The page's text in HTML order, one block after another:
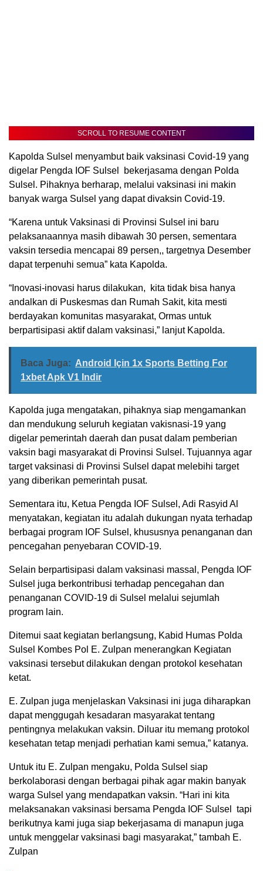
SCROLL TO RESUME CONTENT
Kapolda Sulsel menyambut baik vaksinasi Covid-19 yang
digelar Pengda IOF Sulsel bekerjasama dengan Polda
Sulsel. Pihaknya berharap, melalui vaksinasi ini makin
banyak warga Sulsel yang dapat divaksin Covid-19.
“Karena untuk Vaksinasi di Provinsi Sulsel ini baru
pelaksanaannya masih dibawah 30 persen, sementara
vaksin tersedia mencapai 89 persen,, targetnya Desember
dapat terpenuhi semua” kata Kapolda.
“Inovasi-inovasi harus dilakukan, kita tidak bisa hanya
andalkan di Puskesmas dan Rumah Sakit, kita mesti
berdayakan komunitas masyarakat, Ormas untuk
berpartisipasi aktif dalam vaksinasi,” lanjut Kapolda.
Baca Juga: Android Için 1x Sports Betting For
1xbet Apk V1 Indir
Kapolda juga mengatakan, pihaknya siap mengamankan
dan mendukung seluruh kegiatan vakisnasi-19 yang
digelar pemerintah daerah dan pusat dalam pemberian
vaksin bagi masyarakat di Provinsi Sulsel. Tujuannya agar
target vaksinasi di Provinsi Sulsel dapat melebihi target
yang diberikan pemerintah pusat.
Sementara itu, Ketua Pengda IOF Sulsel, Adi Rasyid Al
menyatakan, kegiatan itu adalah dukungan nyata terhadap
berbagai program IOF Sulsel, khususnya penanganan dan
pencegahan penyebaran COVID-19.
Selain berpartisipasi dalam vaksinasi massal, Pengda IOF
Sulsel juga berkontribusi terhadap pencegahan dan
penanganan COVID-19 di Sulsel melalui sejumlah
program lain.
Ditemui saat kegiatan berlangsung, Kabid Humas Polda
Sulsel Kombes Pol E. Zulpan menerangkan Kegiatan
vaksinasi tersebut dilakukan dengan protokol kesehatan
ketat.
E. Zulpan juga menjelaskan Vaksinasi ini juga diharapkan
dapat menggugah kesadaran masyarakat tentang
pentingnya melakukan vaksin. Diluar itu memang protokol
kesehatan tetap menjadi perhatian kami semua,” katanya.
Untuk itu E. Zulpan mengaku, Polda Sulsel siap
berkolaborasi dengan berbagai pihak agar makin banyak
warga Sulsel yang mendapatkan vaksin. “Hari ini kita
melaksanakan vaksinasi bersama Pengda IOF Sulsel tapi
berikutnya kami juga siap bekerjasama di manapun juga
untuk menggelar vaksinasi bagi masyarakat,” tambah E.
Zulpan